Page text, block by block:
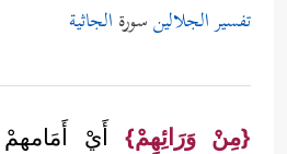
تفسير الجلالينسورة الجاثية
{مِنْ وَرَائِهِمْ} أَيْ أَمَامهمْ